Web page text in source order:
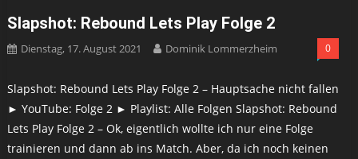
Slapshot: Rebound Lets Play Folge 2
Dienstag, 17. August 2021 Dominik Lommerzheim 0
Slapshot: Rebound Lets Play Folge 2 – Hauptsache nicht fallen
► YouTube: Folge 2 ► Playlist: Alle Folgen Slapshot: Rebound
Lets Play Folge 2 – Ok, eigentlich wollte ich nur eine Folge
trainieren und dann ab ins Match. Aber, da ich noch keinen